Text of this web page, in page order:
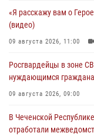
«Я расскажу вам о
(видео)
09 августа 2026, 11:00
Росгвардейцы в зоне
нуждающимся
09 августа 2026, 09:00
В Чеченской
отработали